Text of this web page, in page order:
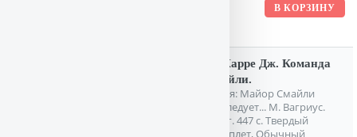
Ле Карре Дж. Команда
Смайли.
Серия: Майор Смайли
расследует... М. Вагриус.
1998г. 447 с. Твердый
переплет, Обычный